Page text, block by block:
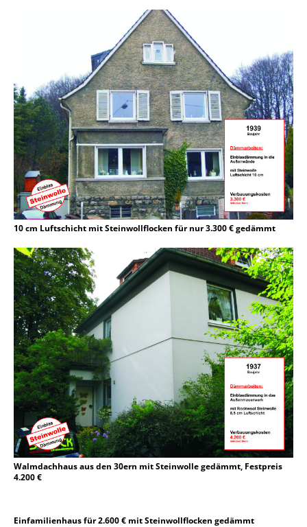
10 cm Luftschicht mit Steinwollflocken für nur 3.300 € gedämmt
Walmdachhaus aus den 30ern mit Steinwolle gedämmt, Festpreis
4.200 €
Einfamilienhaus für 2.600 € mit Steinwollflocken gedämmt